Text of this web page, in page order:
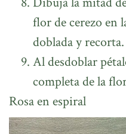
flor de cerezo en
doblada y recorta.
Al desdoblar
completa de la
Rosa en espiral